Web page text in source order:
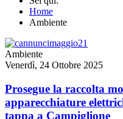
Home
Ambiente
Ambiente
Venerdì, 24 Ottobre 2025
Prosegue la raccolta
apparecchiature
tappa a Campiglione